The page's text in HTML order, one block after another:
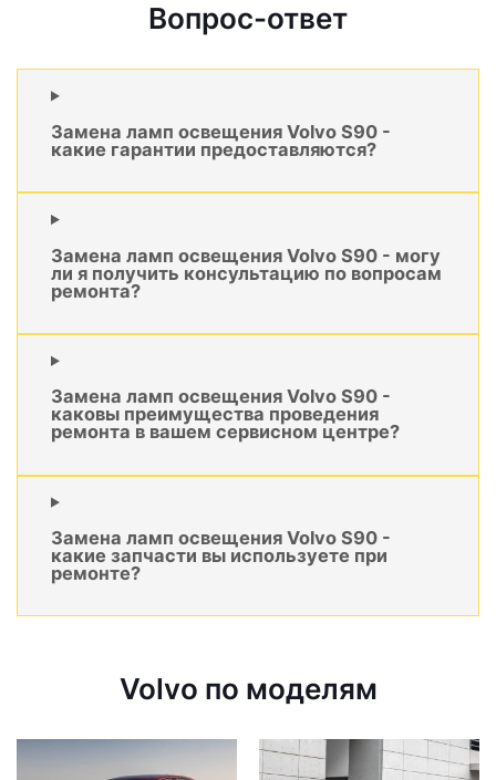
Вопрос-ответ
Замена ламп освещения Volvo S90 -
какие гарантии предоставляются?
Замена ламп освещения Volvo S90 - могу
ли я получить консультацию по вопросам
ремонта?
Замена ламп освещения Volvo S90 -
каковы преимущества проведения
ремонта в вашем сервисном центре?
Замена ламп освещения Volvo S90 -
какие запчасти вы используете при
ремонте?
Volvo по моделям